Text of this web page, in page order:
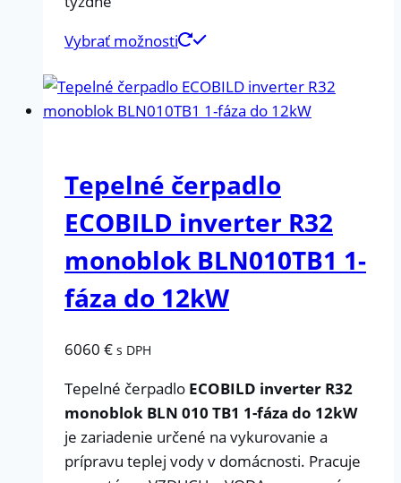
Vybrať možnosti
Tepelné čerpadlo
ECOBILD inverter R32
monoblok BLN010TB1 1-
fáza do 12kW
6060 € s DPH
Tepelné čerpadlo ECOBILD inverter R32
monoblok BLN 010 TB1 1-fáza do 12kW
je zariadenie určené na vykurovanie a
prípravu teplej vody v domácnosti. Pracuje